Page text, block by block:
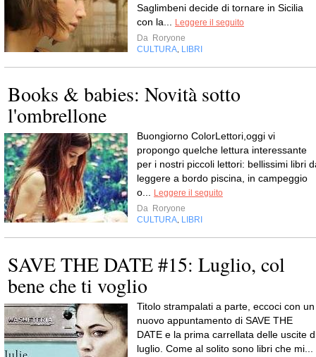
Saglimbeni decide di tornare in Sicilia
con la...
Leggere il seguito
Da Roryone
CULTURA LIBRI
Books & babies: Novità sotto
l'ombrellone
Buongiorno ColorLettori,oggi vi
propongo quelche lettura interessante
per i nostri piccoli lettori: bellissimi libri
leggere a bordo piscina, in campeggio
o...
Leggere il seguito
Da Roryone
CULTURA LIBRI
SAVE THE DATE #15: Luglio, col
bene che ti voglio
Titolo strampalati a parte, eccoci con un
nuovo appuntamento di SAVE THE
DATE e la prima carrellata delle uscite
luglio. Come al solito sono libri che mi...